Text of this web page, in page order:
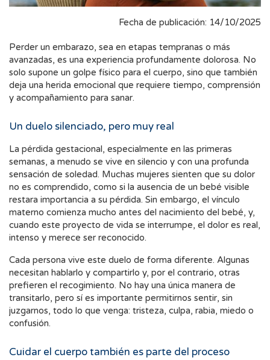
Fecha de publicación: 14/10/2025
Perder un embarazo, sea en etapas tempranas o más
avanzadas, es una experiencia profundamente dolorosa. No
solo supone un golpe físico para el cuerpo, sino que también
deja una herida emocional que requiere tiempo, comprensión
y acompañamiento para sanar.
Un duelo silenciado, pero muy real
La pérdida gestacional, especialmente en las primeras
semanas, a menudo se vive en silencio y con una profunda
sensación de soledad. Muchas mujeres sienten que su dolor
no es comprendido, como si la ausencia de un bebé visible
restara importancia a su pérdida. Sin embargo, el vínculo
materno comienza mucho antes del nacimiento del bebé, y,
cuando este proyecto de vida se interrumpe, el dolor es real,
intenso y merece ser reconocido.
Cada persona vive este duelo de forma diferente. Algunas
necesitan hablarlo y compartirlo y, por el contrario, otras
prefieren el recogimiento. No hay una única manera de
transitarlo, pero sí es importante permitirnos sentir, sin
juzgarnos, todo lo que venga: tristeza, culpa, rabia, miedo o
confusión.
Cuidar el cuerpo también es parte del proceso